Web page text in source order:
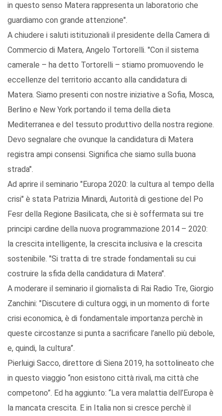
in questo senso Matera rappresenta un laboratorio che
guardiamo con grande attenzione".
A chiudere i saluti istituzionali il presidente della Camera di
Commercio di Matera, Angelo Tortorelli. "Con il sistema
camerale – ha detto Tortorelli – stiamo promuovendo le
eccellenze del territorio accanto alla candidatura di
Matera. Siamo presenti con nostre iniziative a Sofia, Mosca,
Berlino e New York portando il tema della dieta
Mediterranea e del tessuto produttivo della nostra regione.
Devo segnalare che ovunque la candidatura di Matera
registra ampi consensi. Significa che siamo sulla buona
strada".
Ad aprire il seminario "Europa 2020: la cultura al tempo della
crisi" è stata Patrizia Minardi, Autorità di gestione del Po
Fesr della Regione Basilicata, che si è soffermata sui tre
principi cardine della nuova programmazione 2014 – 2020:
la crescita intelligente, la crescita inclusiva e la crescita
sostenibile. "Si tratta di tre strade fondamentali su cui
costruire la sfida della candidatura di Matera".
A moderare il seminario il giornalista di Rai Radio Tre, Giorgio
Zanchini: "Discutere di cultura oggi, in un momento di forte
crisi economica, è di fondamentale importanza perchè in
queste circostanze si punta a sacrificare l’anello più debole,
e, quindi, la cultura”.
Pierluigi Sacco, direttore di Siena 2019, ha sottolineato che
in questo viaggio “non esistono città rivali, ma città che
competono”. Ed ha aggiunto: “La vera malattia dell’Europa è
la mancata crescita. E in Italia non si cresce perchè il